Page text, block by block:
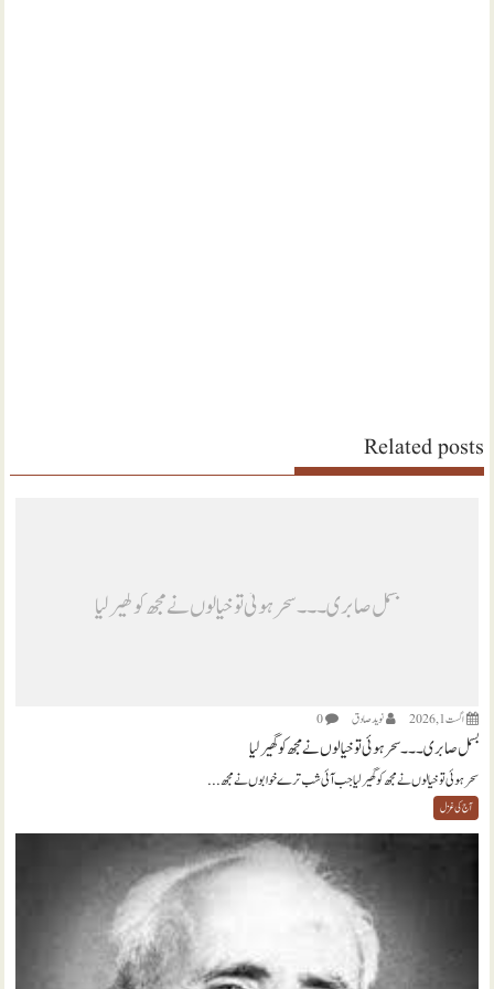
Related posts
بسمل صابری ۔۔۔ سحر ہوئی تو خیالوں نے مجھ کو گھیر لیا
اگست 1, 2026 نويد صادق 0
بسمل صابری ۔۔۔ سحر ہوئی تو خیالوں نے مجھ کو گھیر لیا
سحر ہوئی تو خیالوں نے مجھ کو گھیر لیا جب آئی شب ترے خوابوں نے مجھ...
آج کی غزل